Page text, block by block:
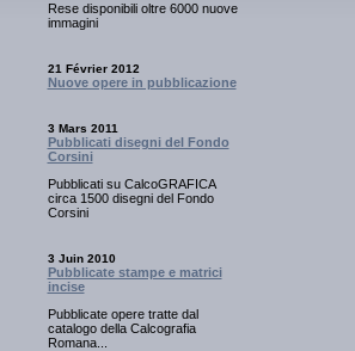
Rese disponibili oltre 6000 nuove
immagini
21 Février 2012
Nuove opere in pubblicazione
3 Mars 2011
Pubblicati disegni del Fondo
Corsini
Pubblicati su CalcoGRAFICA
circa 1500 disegni del Fondo
Corsini
3 Juin 2010
Pubblicate stampe e matrici
incise
Pubblicate opere tratte dal
catalogo della Calcografia
Romana...